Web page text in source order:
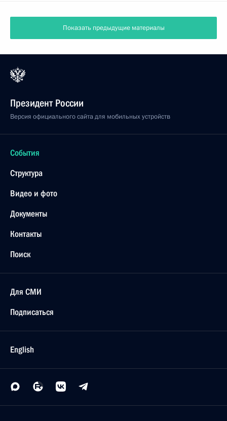
Показать предыдущие материалы
Президент России
Версия официального сайта для мобильных устройств
События
Структура
Видео и фото
Документы
Контакты
Поиск
Для СМИ
Подписаться
English